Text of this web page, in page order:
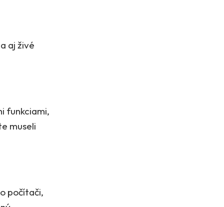
aj živé
funkciami,
museli
počítači,